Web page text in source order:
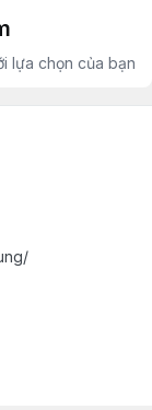
lựa chọn của bạn